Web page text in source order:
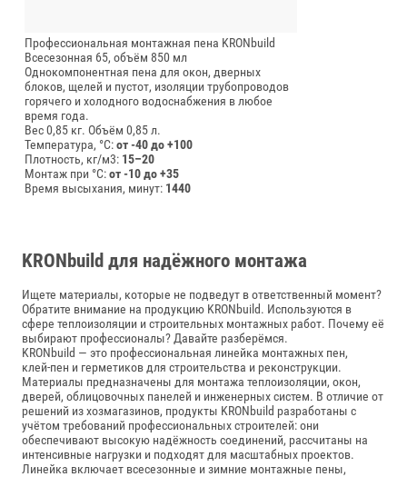
Профессиональная монтажная пена KRONbuild
Всесезонная 65, объём 850 мл
Однокомпонентная пена для окон, дверных
блоков, щелей и пустот, изоляции трубопроводов
горячего и холодного водоснабжения в любое
время года.
Вес 0,85 кг. Объём 0,85 л.
Температура, °C:от -40 до +100
Плотность, кг/м3: 15–20
Монтаж при °C:от -10 до +35
Время высыхания, минут: 1440
KRONbuild для надёжного монтажа
Ищете материалы, которые не подведут в ответственный момент?
Обратите внимание на продукцию KRONbuild. Используются в
сфере теплоизоляции и строительных монтажных работ. Почему её
выбирают профессионалы? Давайте разберёмся.
KRONbuild — это профессиональная линейка монтажных пен,
клей‑пен и герметиков для строительства и реконструкции.
Материалы предназначены для монтажа теплоизоляции, окон,
дверей, облицовочных панелей и инженерных систем. В отличие от
решений из хозмагазинов, продукты KRONbuild разработаны с
учётом требований профессиональных строителей: они
обеспечивают высокую надёжность соединений, рассчитаны на
интенсивные нагрузки и подходят для масштабных проектов.
Линейка включает всесезонные и зимние монтажные пены,